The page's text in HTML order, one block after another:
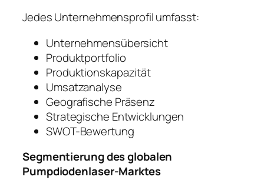
Jedes Unternehmensprofil umfasst:
Unternehmensübersicht
Produktportfolio
Produktionskapazität
Umsatzanalyse
Geografische Präsenz
Strategische Entwicklungen
SWOT-Bewertung
Segmentierung des globalen
Pumpdiodenlaser-Marktes